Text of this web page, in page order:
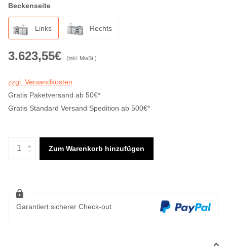
Beckenseite
Links Rechts
3.623,55€ (inkl. MwSt.)
zzgl. Versandkosten
Gratis Paketversand ab 50€*
Gratis Standard Versand Spedition ab 500€*
Zum Warenkorb hinzufügen
Garantiert sicherer Check-out